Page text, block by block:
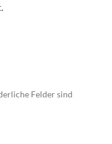
Felder sind